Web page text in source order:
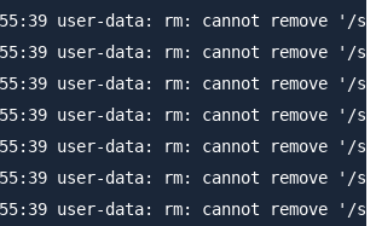
user-data: rm: cannot remove '/
user-data: rm: cannot remove '/
user-data: rm: cannot remove '/
user-data: rm: cannot remove '/
user-data: rm: cannot remove '/
user-data: rm: cannot remove '/
user-data: rm: cannot remove